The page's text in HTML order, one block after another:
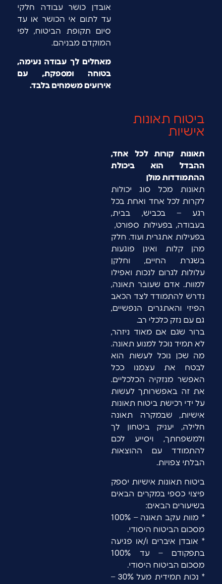
אובדן כושר עבודה חלקי
עד לתום אי הכושר או עד
סיום תקופת הביטוח, לפי
המוקדם מבניהם.
מאחלים לך עבודה נעימה,
בטוחה ומספקת, עם
אירועים משמחים בלבד.
ביטוח תאונות
אישיות
תאונות קורות לכל אחד,
ההבדל הוא ביכולת
ההתמודדות מולן
תאונות מכל סוג יכולות
לקרות לכל אחד ואחת בכל
רגע – בכביש, בבית,
בעבודה, בפעילות ספורט,
בפעילות אתגרית ועוד. חלק
מהן קלות ואינן פוגעות
בשגרת החיים, וחלקן
עלולות לגרום לנכות ואפילו
למוות. אדם שעובר תאונה,
נדרש להתמודד לצד הכאב
הפיזי והאתגרים הנפשיים,
גם עם נזק כלכלי רב.
ברור שגם אם מאוד ניזהר,
לא תמיד נוכל למנוע תאונה.
מה שכן נוכל לעשות הוא
לבטח את עצמנו ככל
האפשר מנזקיה הכלכליים.
את זה באפשרותך לעשות
על ידי רכישת ביטוח תאונות
אישיות, שבמקרה תאונה
חלילה, יעניק ביטחון לך
ולמשפחתך, ויסייע לכם
להתמודד עם ההוצאות
הבלתי צפויות.
ביטוח תאונות אישיות יספק
פיצוי כספי במקרים הבאים
בשיעורים הבאים:
* מוות עקב תאונה – 100%
מסכום הביטוח היסודי.
* אובדן איברים ו/או פגיעה
בתפקודם – עד 100%
מסכום הביטוח היסודי.
* נכות תמידית מעל 30% –